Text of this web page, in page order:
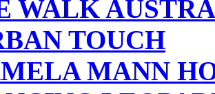
WALK
TOUCH
MANN